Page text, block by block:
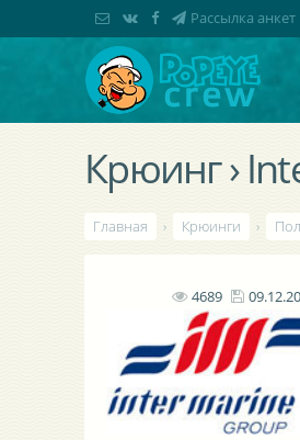
Крюинг ›
Главная › Крюинги ›
4689
Рассылка